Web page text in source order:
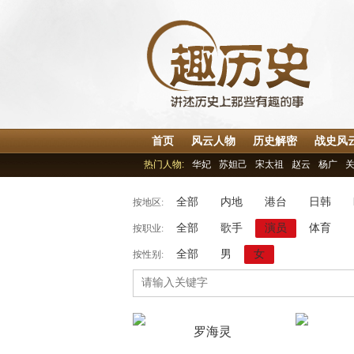
首页 风云人物 历史解密 战史风
热门人物: 华妃 苏妲己 宋太祖 赵云 杨广
按地区: 全部 内地 港台 日韩
按职业: 全部 歌手 演员 体育
按性别: 全部 男 女